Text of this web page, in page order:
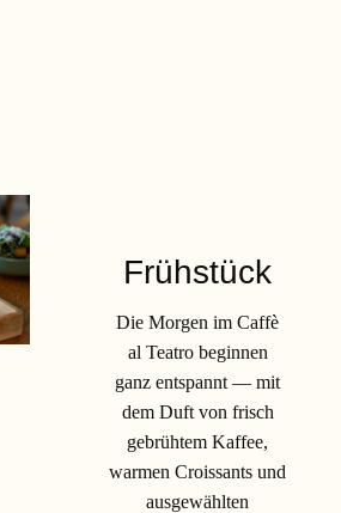
Frühstück
Die Morgen im Caffè
al Teatro beginnen
ganz entspannt — mit
dem Duft von frisch
gebrühtem Kaffee,
warmen Croissants und
ausgewählten